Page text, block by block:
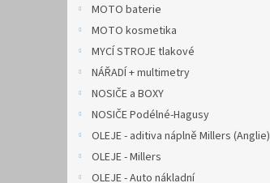
MOTO baterie
MOTO kosmetika
MYCÍ STROJE tlakové
NÁŘADÍ + multimetry
NOSIČE a BOXY
NOSIČE Podélné-Hagusy
OLEJE - aditiva náplně Millers (Anglie)
OLEJE - Millers
OLEJE - Auto nákladní